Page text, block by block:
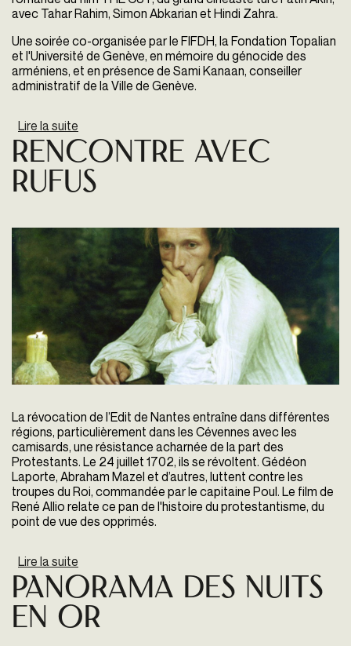
avec Tahar Rahim, Simon Abkarian et Hindi Zahra.
Une soirée co-organisée par le FIFDH, la Fondation Topalian
et l'Université de Genève, en mémoire du génocide des
arméniens, et en présence de Sami Kanaan, conseiller
administratif de la Ville de Genève.
Lire la suite
Jamais Ça!
Rencontre Avec
Rufus
La révocation de l’Edit de Nantes entraîne dans différentes
régions, particulièrement dans les Cévennes avec les
camisards, une résistance acharnée de la part des
Protestants. Le 24 juillet 1702, ils se révoltent. Gédéon
Laporte, Abraham Mazel et d’autres, luttent contre les
troupes du Roi, commandée par le capitaine Poul. Le film de
René Allio relate ce pan de l'histoire du protestantisme, du
point de vue des opprimés.
Lire la suite
Panorama Des Nuits
En Or